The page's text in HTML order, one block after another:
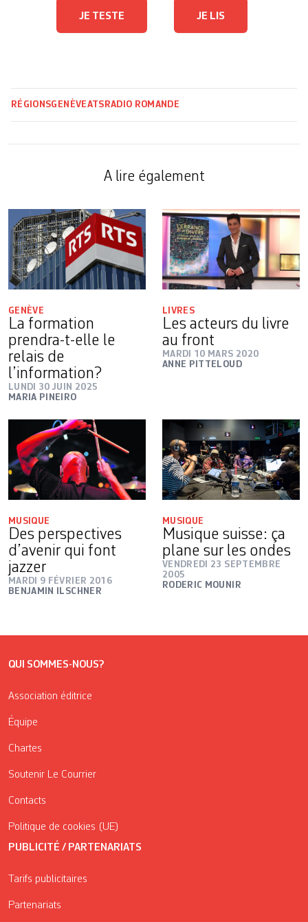
JE TESTE JE LIS
RÉGIONSGENÈVEATS RADIO ROMANDE
A lire également
GENÈVE
La formation
prendra-t-elle le
relais de
l’information?
LUNDI 30 JUIN 2025
MARIA PINEIRO
LIVRES
Les acteurs du livre
au front
MARDI 10 MARS 2020
ANNE PITTELOUD
MUSIQUE
Des perspectives
d’avenir qui font
jazzer
MARDI 9 FÉVRIER 2016
BENJAMIN ILSCHNER
MUSIQUE
Musique suisse: ça
plane sur les ondes
VENDREDI 23 SEPTEMBRE
2005
RODERIC MOUNIR
QUI SOMMES-NOUS?
Association éditrice
Équipe
Chartes
Soutenir Le Courrier
Contacts
Politique de cookies (UE)
PUBLICITÉ / PARTENARIATS
Tarifs publicitaires
Partenariats